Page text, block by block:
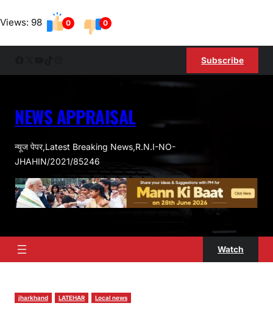
Views: 98 0 0
Subscribe
NEWS APPRAISAL
न्यूज पेपर,Latest Breaking News,R.N.I-NO-
JHAHIN/2021/85246
Watch
jharkhand LATEHAR Local news